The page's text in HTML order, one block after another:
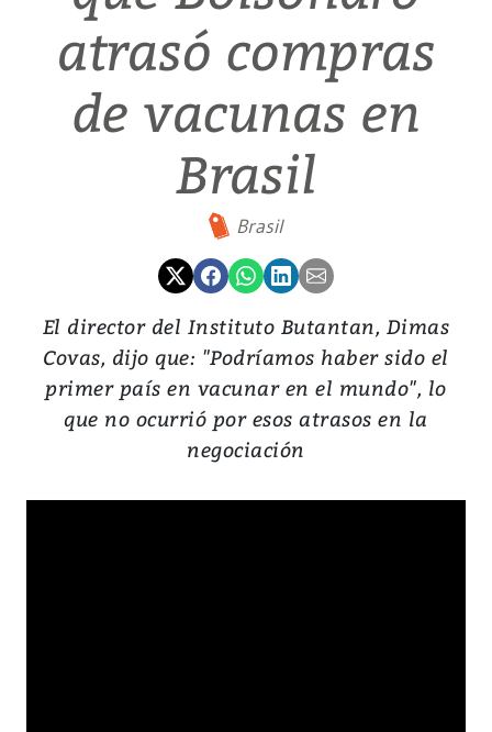
atrasó compras
de vacunas en
Brasil
Brasil
El director del Instituto Butantan, Dimas
Covas, dijo que: "Podríamos haber sido el
primer país en vacunar en el mundo", lo
que no ocurrió por esos atrasos en la
negociación